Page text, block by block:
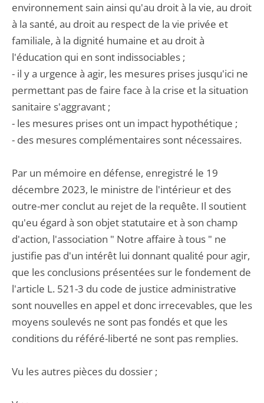
environnement sain ainsi qu'au droit à la vie, au droit
à la santé, au droit au respect de la vie privée et
familiale, à la dignité humaine et au droit à
l'éducation qui en sont indissociables ;
- il y a urgence à agir, les mesures prises jusqu'ici ne
permettant pas de faire face à la crise et la situation
sanitaire s'aggravant ;
- les mesures prises ont un impact hypothétique ;
- des mesures complémentaires sont nécessaires.
Par un mémoire en défense, enregistré le 19
décembre 2023, le ministre de l'intérieur et des
outre-mer conclut au rejet de la requête. Il soutient
qu'eu égard à son objet statutaire et à son champ
d'action, l'association " Notre affaire à tous " ne
justifie pas d'un intérêt lui donnant qualité pour agir,
que les conclusions présentées sur le fondement de
l'article L. 521-3 du code de justice administrative
sont nouvelles en appel et donc irrecevables, que les
moyens soulevés ne sont pas fondés et que les
conditions du référé-liberté ne sont pas remplies.
Vu les autres pièces du dossier ;